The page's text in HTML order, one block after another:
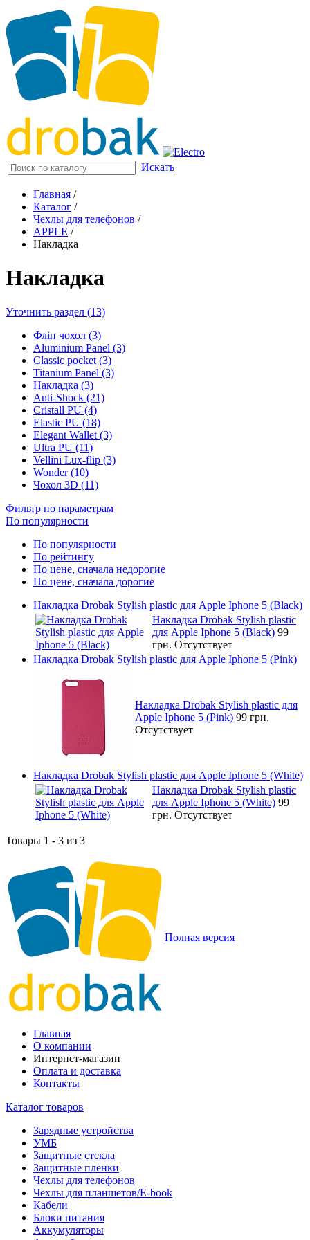
Искать
Главная /
Каталог /
Чехлы для телефонов /
APPLE /
Накладка
Накладка
Уточнить раздел (13)
Фліп чохол (3)
Aluminium Panel (3)
Classic pocket (3)
Titanium Panel (3)
Накладка (3)
Anti-Shock (21)
Cristall PU (4)
Elastic PU (18)
Elegant Wallet (3)
Ultra PU (11)
Vellini Lux-flip (3)
Wonder (10)
Чохол 3D (11)
Фильтр по параметрам
По популярности
По популярности
По рейтингу
По цене, сначала недорогие
По цене, сначала дорогие
Накладка Drobak Stylish plastic для Apple Iphone 5 (Black)
Накладка Drobak Stylish plastic
для Apple Iphone 5 (Black) 99
грн. Отсутствует
Накладка Drobak Stylish plastic для Apple Iphone 5 (Pink)
Накладка Drobak Stylish plastic для
Apple Iphone 5 (Pink) 99 грн.
Отсутствует
Накладка Drobak Stylish plastic для Apple Iphone 5 (White)
Накладка Drobak Stylish plastic
для Apple Iphone 5 (White) 99
грн. Отсутствует
Товары 1 - 3 из 3
Полная версия
Главная
О компании
Интернет-магазин
Оплата и доставка
Контакты
Каталог товаров
Зарядные устройства
УМБ
Защитные стекла
Защитные пленки
Чехлы для телефонов
Чехлы для планшетов/E-book
Кабели
Блоки питания
Аккумуляторы